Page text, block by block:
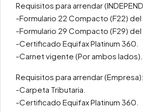
Requisitos para arrendar
-Formulario 22 Compacto (F22) del
-Formulario 29 Compacto (F29) del
-Certificado Equifax Platinum 360.
-Carnet vigente (Por ambos lados).
Requisitos para arrendar (Empresa):
-Carpeta Tributaria.
-Certificado Equifax Platinum 360.